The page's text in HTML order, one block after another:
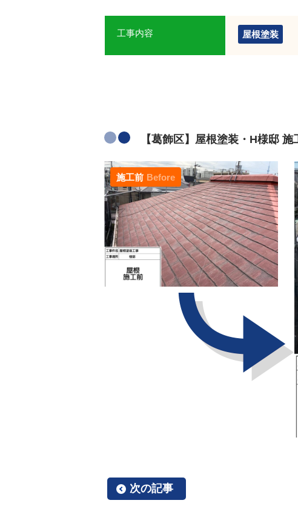
工事内容 屋根塗装
【葛飾区】屋根塗装・H様邸
施工前 Before
次の記事